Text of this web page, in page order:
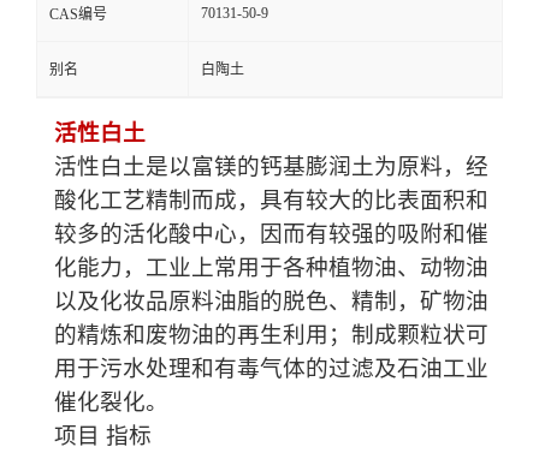
CAS编号 70131-50-9
别名 白陶土
活性白土
活性白土是以富镁的钙基膨润土为原料，经
酸化工艺精制而成，具有较大的比表面积和
较多的活化酸中心，因而有较强的吸附和催
化能力，工业上常用于各种植物油、动物油
以及化妆品原料油脂的脱色、精制，矿物油
的精炼和废物油的再生利用；制成颗粒状可
用于污水处理和有毒气体的过滤及石油工业
催化裂化。
项目 指标